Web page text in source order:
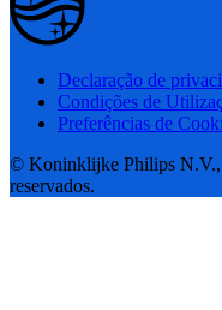
Declaração de
Condições de
Preferências de
© Koninklijke Philips N.V.,
reservados.